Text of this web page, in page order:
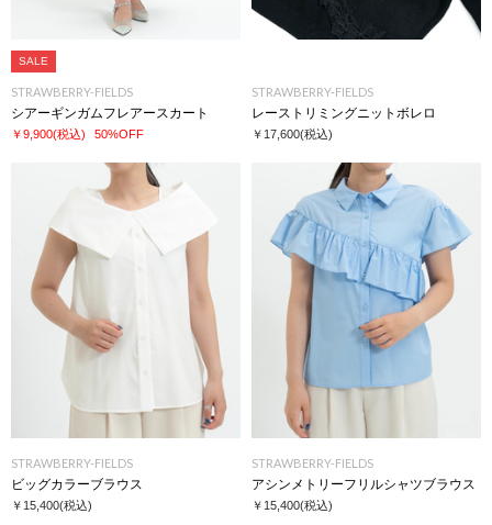
SALE
STRAWBERRY-FIELDS
シアーギンガムフレアースカート
￥9,900(税込) 50%OFF
STRAWBERRY-FIELDS
レーストリミングニットボレロ
￥17,600(税込)
STRAWBERRY-FIELDS
ビッグカラーブラウス
￥15,400(税込)
STRAWBERRY-FIELDS
アシンメトリーフリルシャツブラウス
￥15,400(税込)